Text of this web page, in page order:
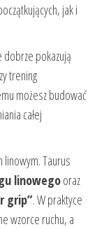
jak i
pokazują
trening
możesz budować
całej
linowym. Taurus
linowegooraz
grip”. W praktyce
wzorce ruchu, a